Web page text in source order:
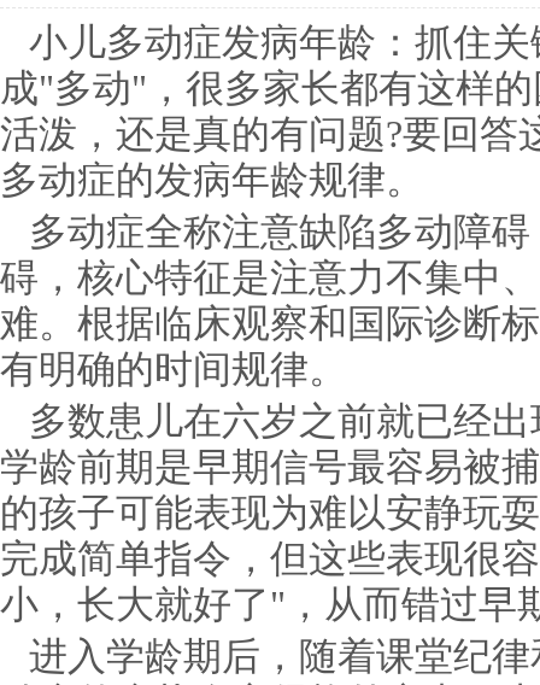
小儿多动症发病年龄：抓住
成"多动"，很多家长都有这样
活泼，还是真的有问题?要回答
多动症的发病年龄规律。
多动症全称注意缺陷多动障
碍，核心特征是注意力不集中
难。根据临床观察和国际诊断
有明确的时间规律。
多数患儿在六岁之前就已经
学龄前期是早期信号最容易被
的孩子可能表现为难以安静玩
完成简单指令，但这些表现很
小，长大就好了"，从而错过早
进入学龄期后，随着课堂纪